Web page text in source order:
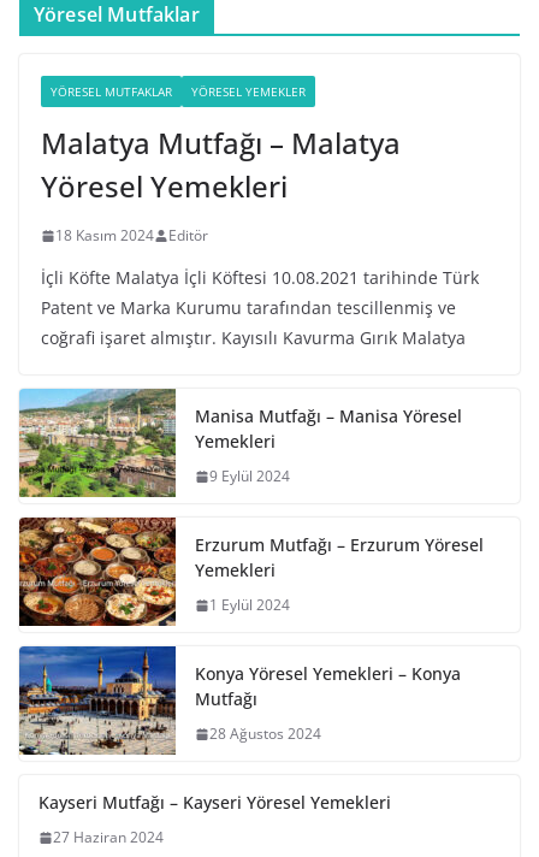
Yöresel Mutfaklar
YÖRESEL MUTFAKLAR YÖRESEL YEMEKLER
Malatya Mutfağı – Malatya
Yöresel Yemekleri
18 Kasım 2024 Editör
İçli Köfte Malatya İçli Köftesi 10.08.2021 tarihinde Türk
Patent ve Marka Kurumu tarafından tescillenmiş ve
coğrafi işaret almıştır. Kayısılı Kavurma Gırık Malatya
Manisa Mutfağı – Manisa Yöresel
Yemekleri
9 Eylül 2024
Erzurum Mutfağı – Erzurum Yöresel
Yemekleri
1 Eylül 2024
Konya Yöresel Yemekleri – Konya
Mutfağı
28 Ağustos 2024
Kayseri Mutfağı – Kayseri Yöresel Yemekleri
27 Haziran 2024